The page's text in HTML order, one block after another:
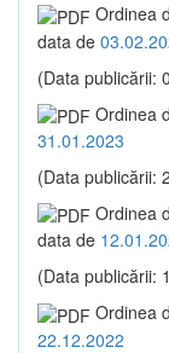
Ordinea
data de
(Data publicării:
Ordinea
31.01.2023
(Data publicării:
Ordinea
data de
(Data publicării:
Ordinea
22.12.2022